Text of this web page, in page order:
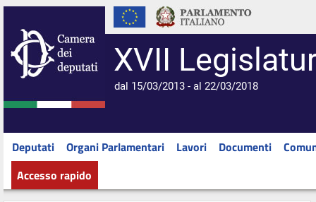
XVII
dal 15/03/2013 - al 22/03/2018
Deputati Organi Parlamentari Lavori Documenti
Accesso rapido